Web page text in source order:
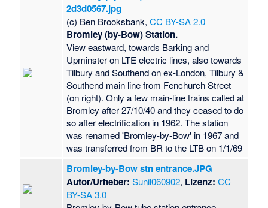
2d3d0567.jpg
(c) Ben Brooksbank,CC BY-SA 2.0
Bromley (by-Bow) Station.
View eastward, towards Barking and
Upminster on LTE electric lines, also towards
Tilbury and Southend on ex-London, Tilbury &
Southend main line from Fenchurch Street
(on right). Only a few main-line trains called at
Bromley after 27/10/40 and they ceased to do
so after electrification in 1962. The station
was renamed 'Bromley-by-Bow' in 1967 and
was transferred from BR to the LTB on 1/1/69
Bromley-by-Bow stn entrance.JPG
Autor/Urheber: Sunil060902, Lizenz: CC
BY-SA 3.0